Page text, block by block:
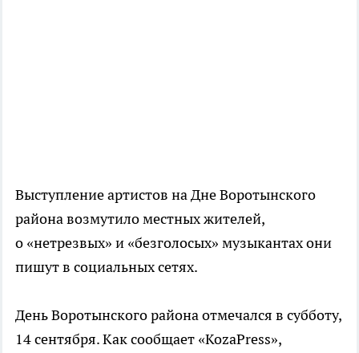
Выступление артистов на Дне Воротынского
района возмутило местных жителей,
о «нетрезвых» и «безголосых» музыкантах они
пишут в социальных сетях.
День Воротынского района отмечался в субботу,
14 сентября. Как сообщает «KozaPress»,